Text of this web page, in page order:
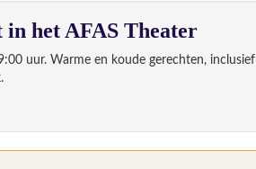
in het AFAS Theater
uur. Warme en koude gerechten, inclusief